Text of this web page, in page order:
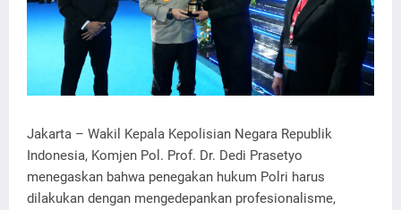
Jakarta – Wakil Kepala Kepolisian Negara Republik
Indonesia, Komjen Pol. Prof. Dr. Dedi Prasetyo
menegaskan bahwa penegakan hukum Polri harus
dilakukan dengan mengedepankan profesionalisme,